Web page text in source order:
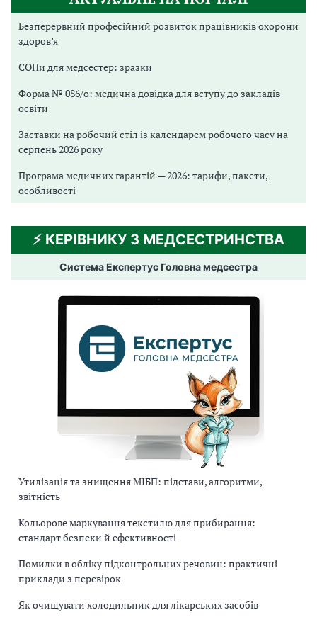
Безперервний професійний розвиток працівників охорони
здоров’я
СОПи для медсестер: зразки
Форма № 086/о: медична довідка для вступу до закладів
освіти
Заставки на робочий стіл із календарем робочого часу на
серпень 2026 року
Програма медичних гарантій — 2026: тарифи, пакети,
особливості
⚡️ КЕРІВНИКУ З МЕДСЕСТРИНСТВА
Система Експертус Головна медсестра
Утилізація та знищення МІБП: підстави, алгоритми,
звітність
Кольорове маркування текстилю для прибирання:
стандарт безпеки й ефективності
Помилки в обліку підконтрольних речовин: практичні
приклади з перевірок
Як очищувати холодильник для лікарських засобів